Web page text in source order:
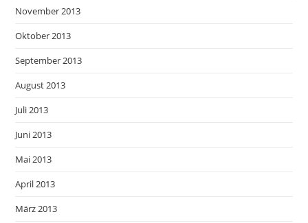
November 2013
Oktober 2013
September 2013
August 2013
Juli 2013
Juni 2013
Mai 2013
April 2013
März 2013